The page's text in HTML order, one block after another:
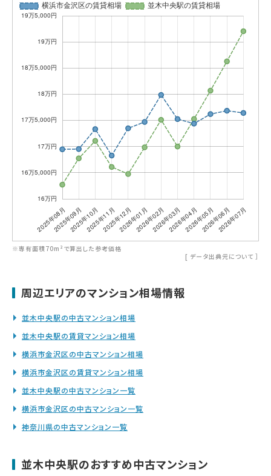
※専有面積70m²で算出した参考価格
[ データ出典元について ］
周辺エリアのマンション相場情報
並木中央駅の中古マンション相場
並木中央駅の賃貸マンション相場
横浜市金沢区の中古マンション相場
横浜市金沢区の賃貸マンション相場
並木中央駅の中古マンション一覧
横浜市金沢区の中古マンション一覧
神奈川県の中古マンション一覧
並木中央駅のおすすめ中古マンション